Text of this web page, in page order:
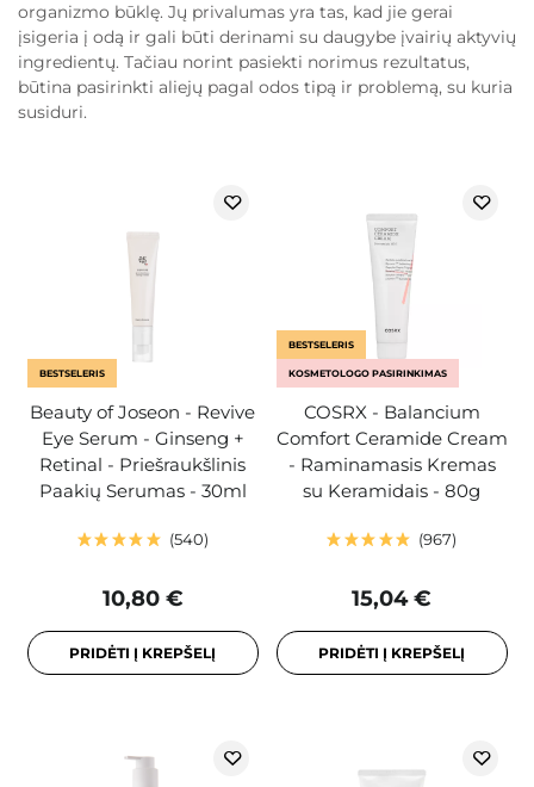
organizmo būklę. Jų privalumas yra tas, kad jie gerai
įsigeria į odą ir gali būti derinami su daugybe įvairių aktyvių
ingredientų. Tačiau norint pasiekti norimus rezultatus,
būtina pasirinkti aliejų pagal odos tipą ir problemą, su kuria
susiduri.
BESTSELERIS
Beauty of Joseon - Revive
Eye Serum - Ginseng +
Retinal - Priešraukšlinis
Paakių Serumas - 30ml
540
10,80 €
PRIDĖTI Į KREPŠELĮ
BESTSELERIS
KOSMETOLOGO PASIRINKIMAS
COSRX - Balancium
Comfort Ceramide Cream
- Raminamasis Kremas
su Keramidais - 80g
967
15,04 €
PRIDĖTI Į KREPŠELĮ